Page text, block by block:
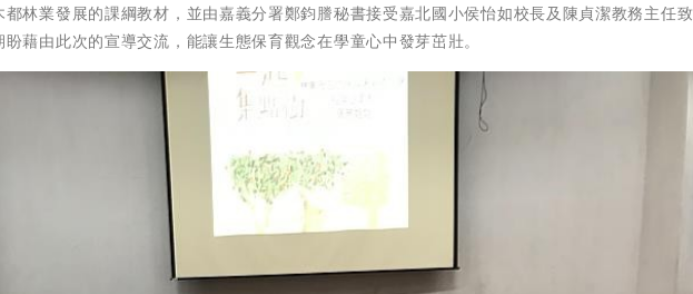
林業發展的課綱教材，並由嘉義分署鄭鈞謄秘書接受嘉北國小侯怡如校長及陳貞潔教務主任致
藉由此次的宣導交流，能讓生態保育觀念在學童心中發芽茁壯。